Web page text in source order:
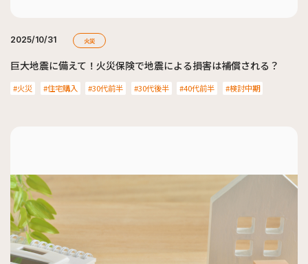
2025/10/31 火災
巨大地震に備えて！火災保険で地震による損害は補償される？
火災 住宅購入 30代前半 30代後半 40代前半 検討中期